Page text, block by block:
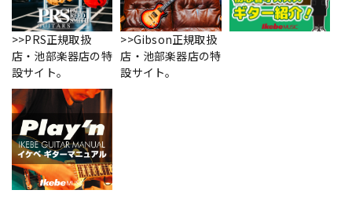
>>PRS正規取扱
店・池部楽器店の特
設サイト。
>>Gibson正規取扱
店・池部楽器店の特
設サイト。